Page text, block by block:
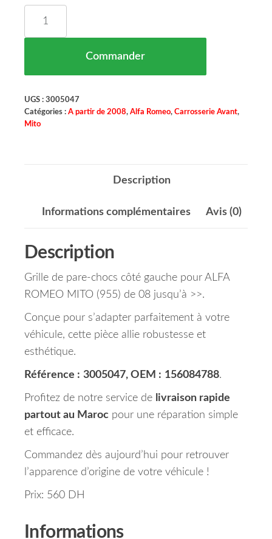
Commander
UGS : 3005047
Catégories : A partir de 2008, Alfa Romeo, Carrosserie Avant,
Mito
Description
Informations complémentaires Avis (0)
Description
Grille de pare-chocs côté gauche pour ALFA
ROMEO MITO (955) de 08 jusqu’à >>.
Conçue pour s’adapter parfaitement à votre
véhicule, cette pièce allie robustesse et
esthétique.
Référence : 3005047, OEM : 156084788.
Profitez de notre service de livraison rapide
partout au Maroc pour une réparation simple
et efficace.
Commandez dès aujourd’hui pour retrouver
l’apparence d’origine de votre véhicule !
Prix: 560 DH
Informations